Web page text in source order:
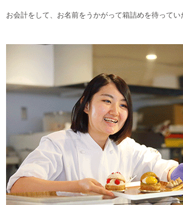
お会計をして、お名前をうかがって箱詰めを待ってい